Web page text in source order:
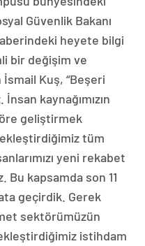
Güvenlik Bakanı
heyete bilgi
bir değişim ve
İsmail Kuş, “Beşeri
kaynağımızın
geliştirmek
tüm
yeni rekabet
Bu kapsamda son 11
geçirdik. Gerek
sektörümüzün
istihdam